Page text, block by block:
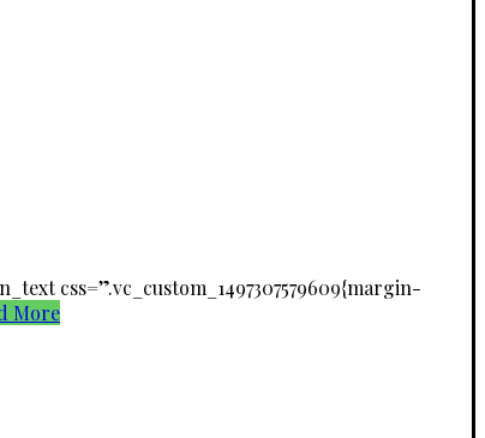
css=”.vc_custom_1497307579609{margin-
More